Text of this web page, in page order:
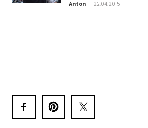
Anton 22.04.2015